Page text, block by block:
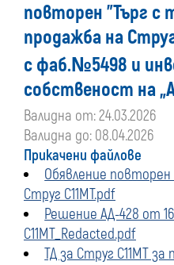
повторен "Търг с
продажба на
с фаб.№5498 и
собственост на
Валидна от: 24.03.2026
Валидна до: 08.04.2026
Прикачени файлове
Обявление
Струг С11МТ.pdf
Решение АД-428 от
С11МТ_Redacted.pdf
ТД за Струг С11МТ за